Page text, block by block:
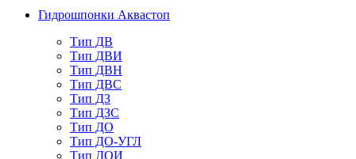
Гидрошпонки Аквастоп
Тип ДВ
Тип ДВИ
Тип ДВН
Тип ДВС
Тип ДЗ
Тип ДЗС
Тип ДО
Тип ДО-УГЛ
Тип ДОИ